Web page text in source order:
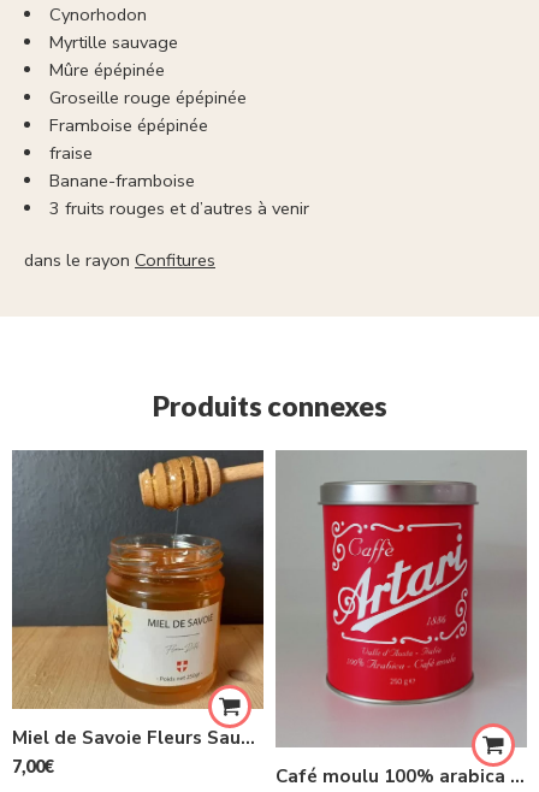
Cynorhodon
Myrtille sauvage
Mûre épépinée
Groseille rouge épépinée
Framboise épépinée
fraise
Banane-framboise
3 fruits rouges et d’autres à venir
dans le rayon Confitures
Produits connexes
Miel de Savoie Fleurs Sauvage de Montagne 250G
7,00€ Café moulu 100% arabica mélange traditionnel boite métallique 250g